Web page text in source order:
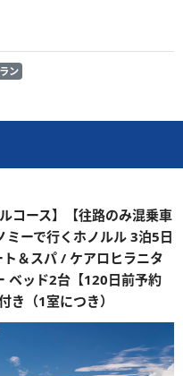
ン
コース】【往路のみ混乗車
ーで行くホノルル 3泊5日
＆スパ / ケアロヒラニタ
ベッド2台【120日前予約
き（1室につき）